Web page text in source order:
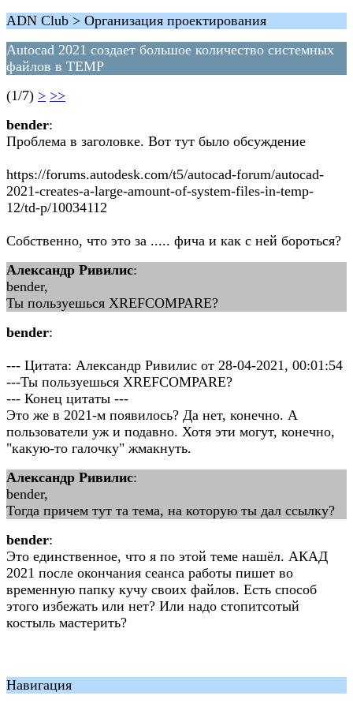
ADN Club > Организация проектирования
Autocad 2021 создает большое количество системных
файлов в TEMP
(1/7) > >>
bender:
Проблема в заголовке. Вот тут было обсуждение
https://forums.autodesk.com/t5/autocad-forum/autocad-
2021-creates-a-large-amount-of-system-files-in-temp-
12/td-p/10034112
Собственно, что это за ..... фича и как с ней бороться?
Александр Ривилис:
bender,
Ты пользуешься XREFCOMPARE?
bender:
--- Цитата: Александр Ривилис от 28-04-2021, 00:01:54
---Ты пользуешься XREFCOMPARE?
--- Конец цитаты ---
Это же в 2021-м появилось? Да нет, конечно. А
пользователи уж и подавно. Хотя эти могут, конечно,
"какую-то галочку" жмакнуть.
Александр Ривилис:
bender,
Тогда причем тут та тема, на которую ты дал ссылку?
bender:
Это единственное, что я по этой теме нашёл. АКАД
2021 после окончания сеанса работы пишет во
временную папку кучу своих файлов. Есть способ
этого избежать или нет? Или надо стопитсотый
костыль мастерить?
Навигация